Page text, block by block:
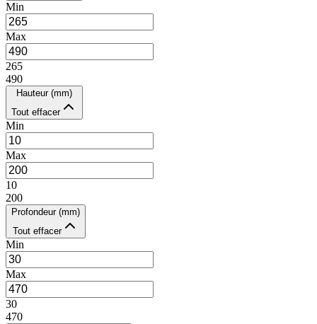
Min
Max
265
490
Hauteur (mm)
Tout effacer
Min
Max
10
200
Profondeur (mm)
Tout effacer
Min
Max
30
470